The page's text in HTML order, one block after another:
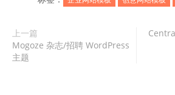
上一篇
Mogoze 杂志/招聘 WordPress
主题